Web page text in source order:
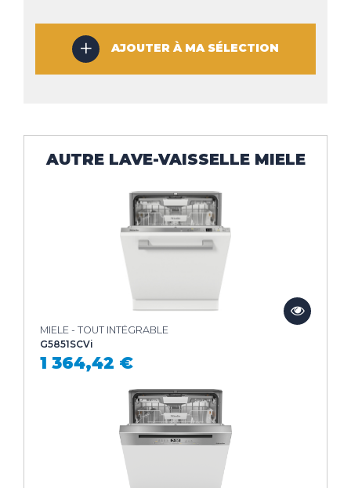
AJOUTER À MA SÉLECTION
AUTRE LAVE-VAISSELLE MIELE
MIELE - TOUT INTÉGRABLE
G5851SCVi
1 364,42 €